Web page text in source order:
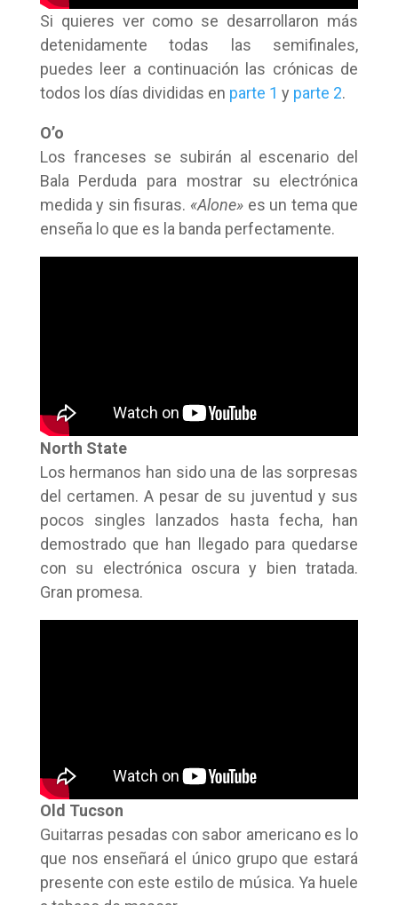
Si quieres ver como se desarrollaron más
detenidamente todas las semifinales,
puedes leer a continuación las crónicas de
todos los días divididas en parte 1 y parte 2.
O’o
Los franceses se subirán al escenario del
Bala Perduda para mostrar su electrónica
medida y sin fisuras. «Alone» es un tema que
enseña lo que es la banda perfectamente.
North State
Los hermanos han sido una de las sorpresas
del certamen. A pesar de su juventud y sus
pocos singles lanzados hasta fecha, han
demostrado que han llegado para quedarse
con su electrónica oscura y bien tratada.
Gran promesa.
Old Tucson
Guitarras pesadas con sabor americano es lo
que nos enseñará el único grupo que estará
presente con este estilo de música. Ya huele